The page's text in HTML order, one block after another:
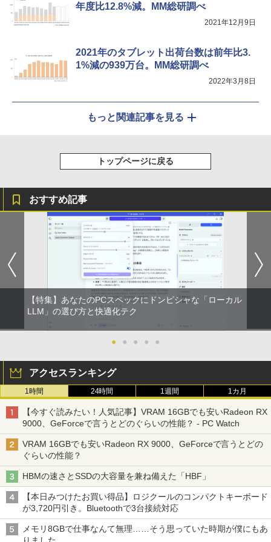
年度比12.8%減。MM総研調べ
2021年12月9日
2021年のタブレット出荷台数は前年比3.
1%減の939万台。MM総研調べ
2022年3月8日
もっと関連記事を見る
トップページに戻る
おすすめ記事
【特集】あなたのPCスペックにドンピシャな「ローカル
LLM」の選び方と快適化テク
● ● ● ● ●
アクセスランキング
1時間 24時間 1週間 1カ月
【今すぐ読みたい！人気記事】VRAM 16GBでも安いRadeon RX
9000、GeForceで言うとどのぐらいの性能？ - PC Watch
VRAM 16GBでも安いRadeon RX 9000、GeForceで言うとどの
ぐらいの性能？
HBMの速さとSSDの大容量を兼ね備えた「HBF」
【本日みつけたお買い得品】ロジクールのコンパクトキーボード
が3,720円引き。Bluetoothで3台接続対応
メモリ8GBで仕事なんて無理……そう思っていた時期が僕にもあ
りました